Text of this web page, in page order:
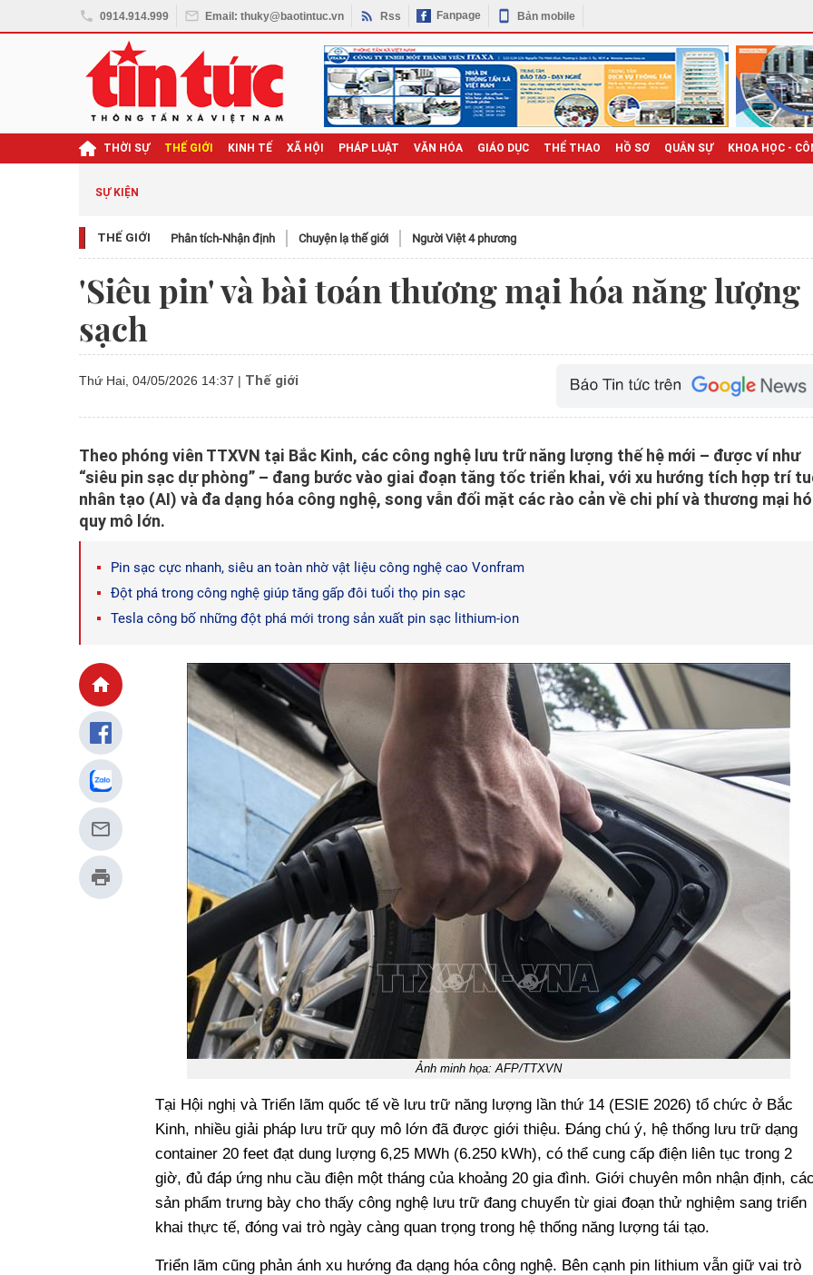
0914.914.999 Email: thuky@baotintuc.vn Rss Fanpage Bản mobile
THỜI SỰ THẾ GIỚI KINH TẾ XÃ HỘI PHÁP LUẬT VĂN HÓA GIÁO DỤC THỂ THAO HỒ SƠ QUÂN SỰ KHOA HỌC -
SỰ KIỆN
THẾ GIỚI Phân tích-Nhận định Chuyện lạ thế giới Người Việt 4 phương
'Siêu pin' và bài toán thương mại hóa năng lượng
sạch
Thứ Hai, 04/05/2026 14:37 | Thế giới
Theo phóng viên TTXVN tại Bắc Kinh, các công nghệ lưu trữ năng lượng thế hệ mới – được ví như
“siêu pin sạc dự phòng” – đang bước vào giai đoạn tăng tốc triển khai, với xu hướng tích hợp trí
nhân tạo (AI) và đa dạng hóa công nghệ, song vẫn đối mặt các rào cản về chi phí và thương mại
quy mô lớn.
Pin sạc cực nhanh, siêu an toàn nhờ vật liệu công nghệ cao Vonfram
Đột phá trong công nghệ giúp tăng gấp đôi tuổi thọ pin sạc
Tesla công bố những đột phá mới trong sản xuất pin sạc lithium-ion
Ảnh minh họa: AFP/TTXVN
Tại Hội nghị và Triển lãm quốc tế về lưu trữ năng lượng lần thứ 14 (ESIE 2026) tổ chức ở Bắc
Kinh, nhiều giải pháp lưu trữ quy mô lớn đã được giới thiệu. Đáng chú ý, hệ thống lưu trữ dạng
container 20 feet đạt dung lượng 6,25 MWh (6.250 kWh), có thể cung cấp điện liên tục trong 2
giờ, đủ đáp ứng nhu cầu điện một tháng của khoảng 20 gia đình. Giới chuyên môn nhận định, các
sản phẩm trưng bày cho thấy công nghệ lưu trữ đang chuyển từ giai đoạn thử nghiệm sang triển
khai thực tế, đóng vai trò ngày càng quan trọng trong hệ thống năng lượng tái tạo.
Triển lãm cũng phản ánh xu hướng đa dạng hóa công nghệ. Bên cạnh pin lithium vẫn giữ vai trò